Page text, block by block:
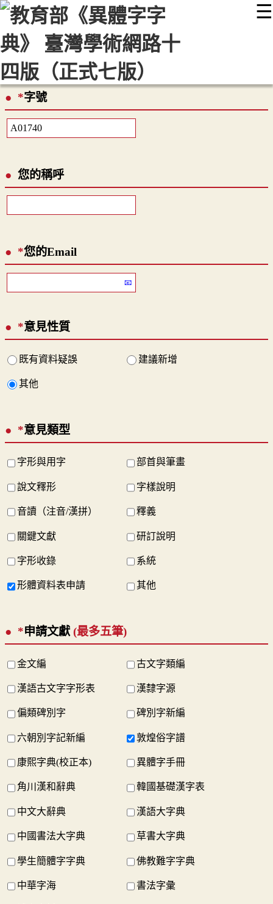
☰
::: 最新消息 常見問題 編輯說明
顯示模式
*字號
您的稱呼
*您的Email
*意見性質
既有資料疑誤 建議新增
其他
*意見類型
字形與用字 部首與筆畫
說文釋形 字樣說明
音讀（注音/漢拼） 釋義
關鍵文獻 研訂說明
字形收錄 系統
形體資料表申請 其他
*申請文獻 (最多五筆)
金文編 古文字類編
漢語古文字字形表 漢隸字源
偏類碑別字 碑別字新編
六朝別字記新編 敦煌俗字譜
康熙字典(校正本) 異體字手冊
角川漢和辭典 韓國基礎漢字表
中文大辭典 漢語大字典
中國書法大字典 草書大字典
學生簡體字字典 佛教難字字典
中華字海 書法字彙